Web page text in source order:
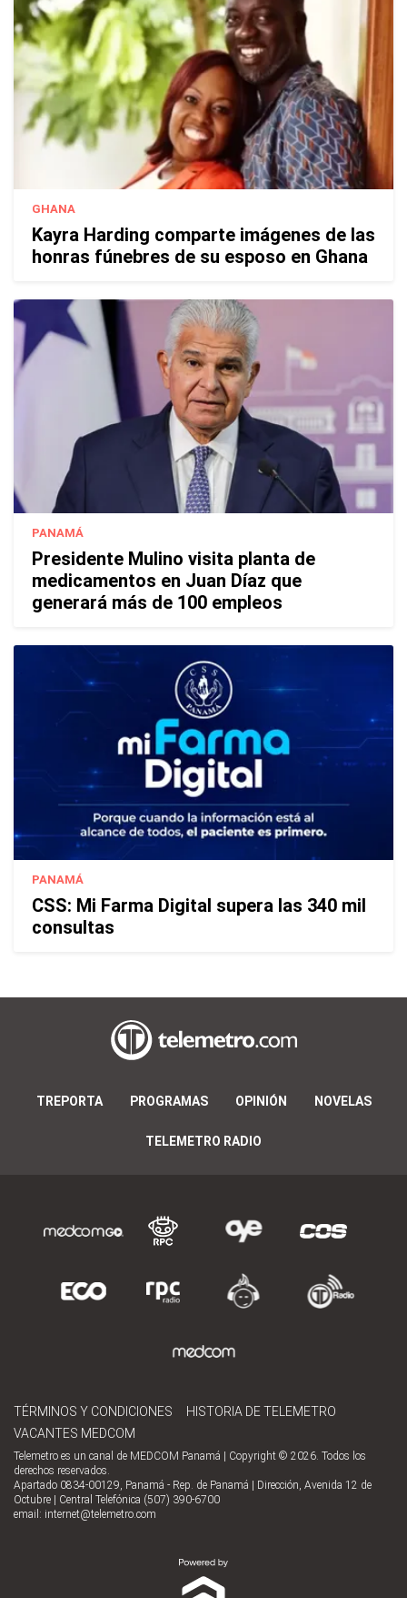
GHANA
Kayra Harding comparte imágenes de las
honras fúnebres de su esposo en Ghana
PANAMÁ
Presidente Mulino visita planta de
medicamentos en Juan Díaz que
generará más de 100 empleos
PANAMÁ
CSS: Mi Farma Digital supera las 340 mil
consultas
TREPORTA PROGRAMAS OPINIÓN NOVELAS
TELEMETRO RADIO
TÉRMINOS Y CONDICIONES
HISTORIA DE TELEMETRO
VACANTES MEDCOM
Telemetro es un canal de MEDCOM Panamá | Copyright © 2026. Todos los
derechos reservados.
Apartado 0834-00129, Panamá - Rep. de Panamá | Dirección, Avenida 12 de
Octubre | Central Telefónica (507) 390-6700
email: internet@telemetro.com